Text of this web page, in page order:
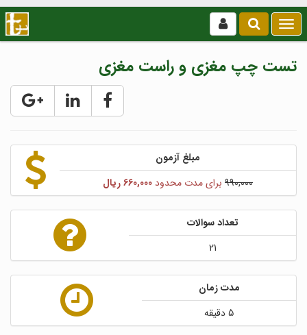
بازکردن
/
منو
تست چپ مغزی و راست مغزی
مبلغ آزمون
990,000 برای مدت محدود 660,000 ریال
تعداد سوالات
21
مدت زمان
5 دقیقه